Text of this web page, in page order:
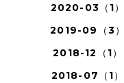
2020-03（1）
2019-09（3）
2018-12（1）
2018-07（1）